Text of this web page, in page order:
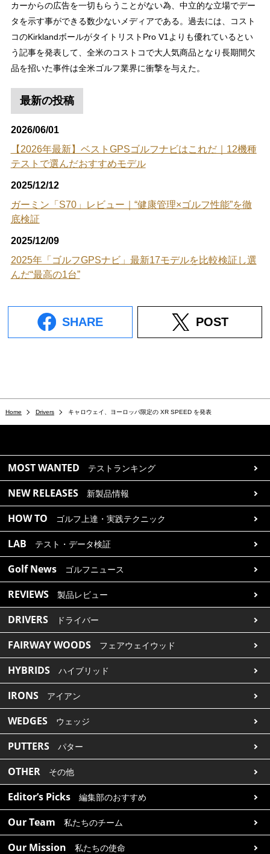
カーからの広告を一切もらうことがない為、中立的な立場でデー
タを示す事ができる数少ないメディアである。過去には、コスト
コのKirklandボールがタイトリストPro V1よりも優れているとい
う記事を発表して、全米のコストコで大人気商品となり長期間欠
品を招いた事件は全米ゴルフ業界に衝撃を与えた。
最新の投稿
2026/06/01
【2026年最新】ベストGPSゴルフナビはこれだ｜12機種
テストで選んだおすすめモデル
2025/12/12
ガーミン「S70」レビュー｜“健康管理×ゴルフ性能”を徹
底検証
2025/12/09
2025年「ゴルフGPSナビ」最新17モデルを比較検証し選
んだ“最高の1台”
SHARE POST
Home Drivers キャロウェイ、ヨーロッパ限定の XR SPEED を発表
MOST WANTED テストランキング
NEW RELEASES 新製品情報
HOW TO ゴルフ上達・実践テクニック
LAB テスト・データ検証
Golf News ゴルフニュース
REVIEWS 製品レビュー
DRIVERS ドライバー
FAIRWAY WOODS フェアウェイウッド
HYBRIDS ハイブリッド
IRONS アイアン
WEDGES ウェッジ
PUTTERS パター
OTHER その他
Editor’s Picks 編集部のおすすめ
Our Team 私たちのチーム
Our Mission 私たちの使命